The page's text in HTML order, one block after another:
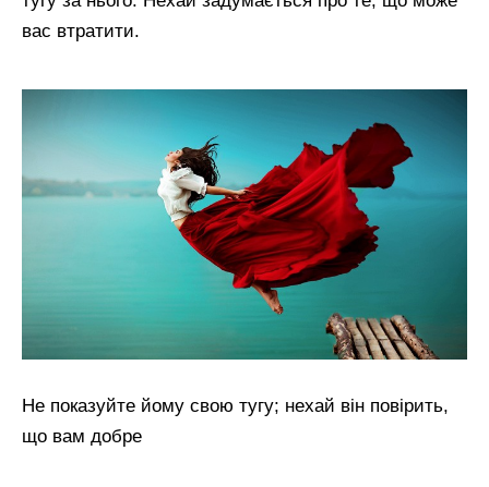
вас втратити.
Не показуйте йому свою тугу; нехай він повірить,
що вам добре